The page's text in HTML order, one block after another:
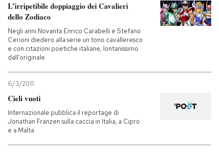
L’irripetibile doppiaggio dei Cavalieri
dello Zodiaco
Negli anni Novanta Enrico Carabelli e Stefano
Cerioni diedero alla serie un tono cavalleresco
e con citazioni poetiche italiane, lontanissimo
dall'originale
6/3/2011
Cieli vuoti
Internazionale pubblica il reportage di
Jonathan Franzen sulla caccia in Italia, a Cipro
e a Malta